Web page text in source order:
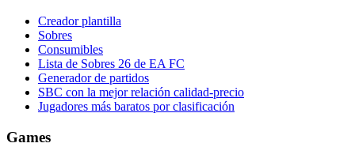
Creador plantilla
Sobres
Consumibles
Lista de Sobres 26 de EA FC
Generador de partidos
SBC con la mejor relación calidad-precio
Jugadores más baratos por clasificación
Games